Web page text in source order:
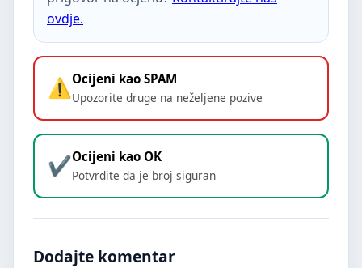
ovdje.
Ocijeni kao SPAM
Upozorite druge na neželjene pozive
Ocijeni kao OK
Potvrdite da je broj siguran
Dodajte komentar